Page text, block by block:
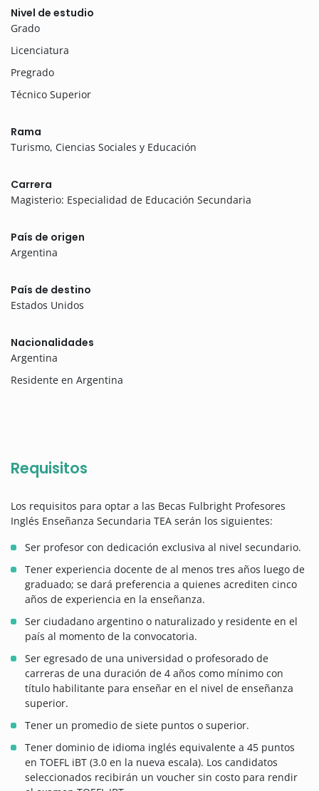
Nivel de estudio
Grado
Licenciatura
Pregrado
Técnico Superior
Rama
Turismo, Ciencias Sociales y Educación
Carrera
Magisterio: Especialidad de Educación Secundaria
País de origen
Argentina
País de destino
Estados Unidos
Nacionalidades
Argentina
Residente en Argentina
Requisitos
Los requisitos para optar a las Becas Fulbright Profesores
Inglés Enseñanza Secundaria TEA serán los siguientes:
Ser profesor con dedicación exclusiva al nivel secundario.
Tener experiencia docente de al menos tres años luego de
graduado; se dará preferencia a quienes acrediten cinco
años de experiencia en la enseñanza.
Ser ciudadano argentino o naturalizado y residente en el
país al momento de la convocatoria.
Ser egresado de una universidad o profesorado de
carreras de una duración de 4 años como mínimo con
título habilitante para enseñar en el nivel de enseñanza
superior.
Tener un promedio de siete puntos o superior.
Tener dominio de idioma inglés equivalente a 45 puntos
en TOEFL iBT (3.0 en la nueva escala). Los candidatos
seleccionados recibirán un voucher sin costo para rendir